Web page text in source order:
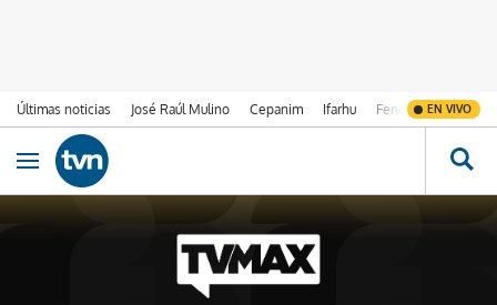
Últimas noticias José Raúl Mulino Cepanim Ifarhu Fenómeno de El
EN VIVO
Ir al contenido
Obrir navegació